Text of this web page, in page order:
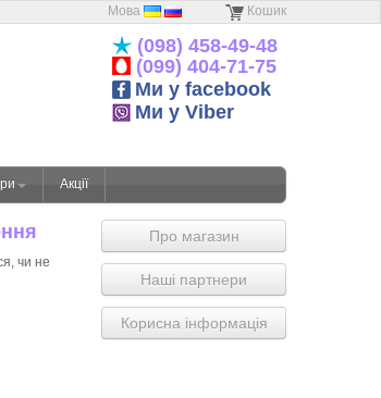
Мова Кошик
(098) 458-49-48
(099) 404-71-75
Ми у facebook
Ми у Viber
Акції
чи не
Про магазин
Наші партнери
Корисна інформація